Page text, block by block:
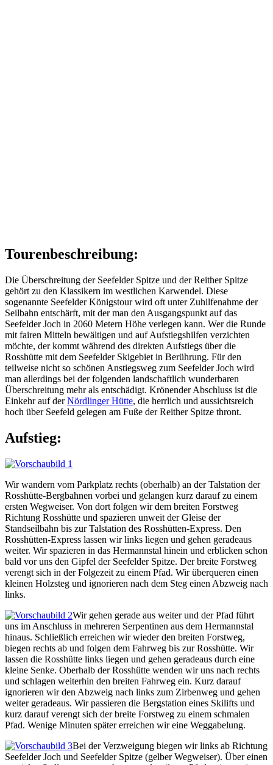
Tourenbeschreibung:
Die Überschreitung der Seefelder Spitze und der Reither Spitze
gehört zu den Klassikern im westlichen Karwendel. Diese
sogenannte Seefelder Königstour wird oft unter Zuhilfenahme der
Seilbahn entschärft, mit der man den Ausgangspunkt auf das
Seefelder Joch in 2060 Metern Höhe verlegen kann. Wer die Runde
mit fairen Mitteln bewältigen und auf Aufstiegshilfen verzichten
möchte, der kommt während des direkten Aufstiegs über die
Rosshütte mit dem Seefelder Skigebiet in Berührung. Für den
teilweise nicht so schönen Anstiegsweg zum Seefelder Joch wird
man allerdings bei der folgenden landschaftlich wunderbaren
Überschreitung mehr als entschädigt. Krönender Abschluss ist die
Einkehr auf derNördlinger Hütte, die herrlich und aussichtsreich
hoch über Seefeld gelegen am Fuße der Reither Spitze thront.
Aufstieg:
Wir wandern vom Parkplatz rechts (oberhalb) an der Talstation der
Rosshütte-Bergbahnen vorbei und gelangen kurz darauf zu einem
ersten Wegweiser. Von dort folgen wir dem breiten Forstweg
Richtung Rosshütte und spazieren unweit der Gleise der
Standseilbahn bis zur Talstation des Rosshütten-Express. Den
Rosshütten-Express lassen wir links liegen und gehen geradeaus
weiter. Wir spazieren in das Hermannstal hinein und erblicken schon
bald vor uns den Gipfel der Seefelder Spitze. Der breite Forstweg
verengt sich in der Folgezeit zu einem Pfad. Wir überqueren einen
kleinen Holzsteg und ignorieren nach dem Steg einen Abzweig nach
links.
Wir gehen gerade aus weiter und der Pfad führt
uns im Anschluss in mehreren Serpentinen aus dem Hermannstal
hinaus. Schließlich erreichen wir wieder den breiten Forstweg,
biegen rechts ab und folgen dem Fahrweg bis zur Rosshütte. Wir
lassen die Rosshütte links liegen und gehen geradeaus durch eine
kleine Senke. Oberhalb der Rosshütte wenden wir uns nach rechts
und schlagen weiterhin den breiten Fahrweg ein. Kurz darauf
ignorieren wir den Abzweig nach links zum Zirbenweg und gehen
weiter geradeaus. Wir passieren die Bergstation eines Skilifts und
kurz darauf verengt sich der breite Forstweg zu einem schmalen
Pfad. Wenige Minuten später erreichen wir eine Weggabelung.
Bei der Verzweigung biegen wir links ab Richtung
Seefelder Joch und Seefelder Spitze (gelber Wegweiser). Über einen